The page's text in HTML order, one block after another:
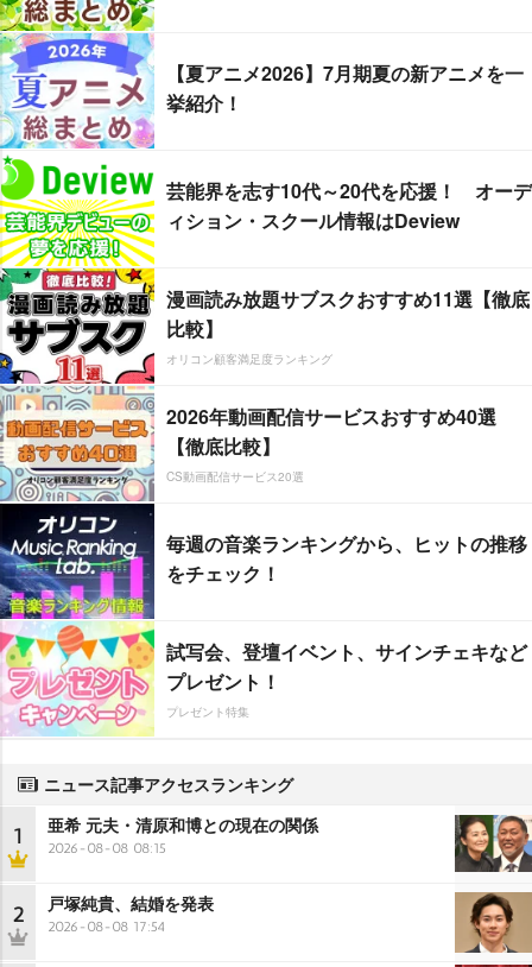
【夏アニメ2026】7月期夏の新アニメを一
挙紹介！
芸能界を志す10代～20代を応援！ オーデ
ィション・スクール情報はDeview
漫画読み放題サブスクおすすめ11選【徹底
比較】
オリコン顧客満足度ランキング
2026年動画配信サービスおすすめ40選
【徹底比較】
CS動画配信サービス20選
毎週の音楽ランキングから、ヒットの推移
をチェック！
試写会、登壇イベント、サインチェキなど
プレゼント！
プレゼント特集
ニュース記事アクセスランキング
1 亜希 元夫・清原和博との現在の関係
2026-08-08 08:15
2 戸塚純貴、結婚を発表
2026-08-08 17:54